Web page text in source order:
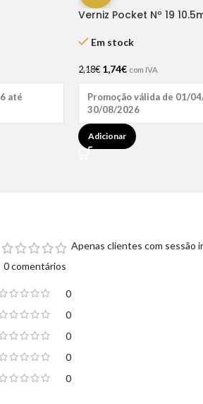
até
Verniz Pocket Nº 19
Em stock
2,18€ 1,74€ com IVA
Promoção válida de 01/
30/08/2026
Adicionar
0 comentários
0
0
0
0
0
Apenas clientes com sessão